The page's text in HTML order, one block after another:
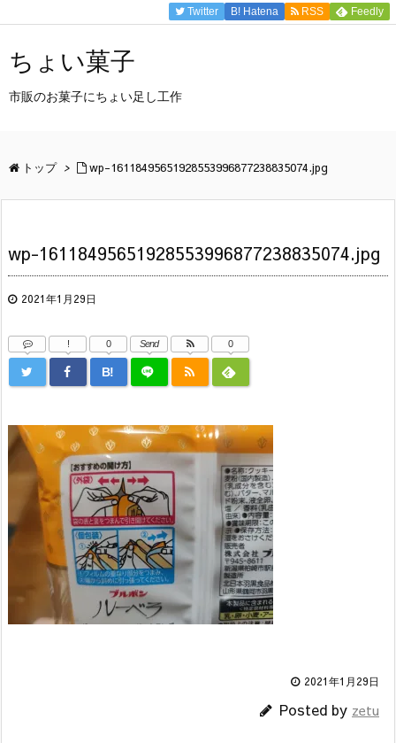
Twitter B! Hatena RSS Feedly
ちょい菓子
市販のお菓子にちょい足し工作
トップ > wp-16118495651928553996877238835074.jpg
wp-16118495651928553996877238835074.jpg
2021年1月29日
!
B!
0 Send 0
2021年1月29日
Posted by zetu